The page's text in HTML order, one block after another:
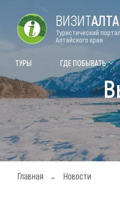
Туры
ВИЗИТ
Туристический портал
Алтайского края
ТУРЫ ГДЕ ПОБЫВАТЬ
Главная Новости